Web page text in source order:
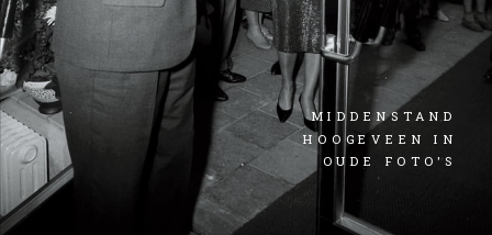
MIDDENSTAND
HOOGEVEEN IN
OUDE FOTO'S